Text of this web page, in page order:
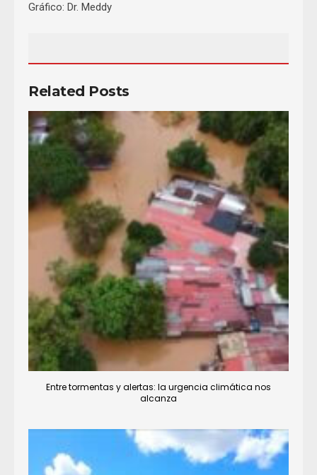
Gráfico: Dr. Meddy
Related Posts
Entre tormentas y alertas: la urgencia climática nos
alcanza